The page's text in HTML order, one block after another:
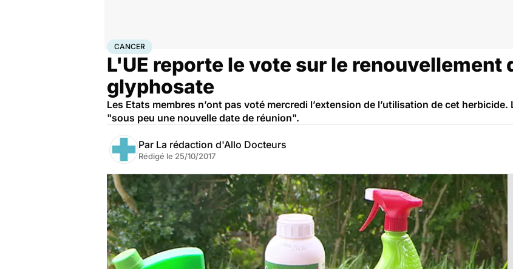
AccueilSanté
CANCER
L'UE reporte le vote sur le renouvellement
glyphosate
Les Etats membres n’ont pas voté mercredi l’extension de l’utilisation de cet
"sous peu une nouvelle date de réunion".
Par La rédaction d'Allo Docteurs
Rédigé le 25/10/2017